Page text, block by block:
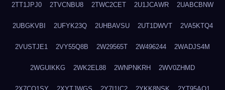
2TT1JPJ0 2TVCNBU8 2TWC2CET 2U1JCAWR 2UABCBNW
2UBGKVBI 2UFYK23Q 2UHBAVSU 2UT1DWVT 2VA5KTQ4
2VUSTJE1 2VY55Q8B 2W29565T 2W496244 2WADJS4M
2WGUIKKG 2WK2EL88 2WNPNKRH 2WV0ZHMD